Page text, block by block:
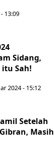
13:09
Sidang,
itu Sah!
2024 - 15:12
Setelah
Masih